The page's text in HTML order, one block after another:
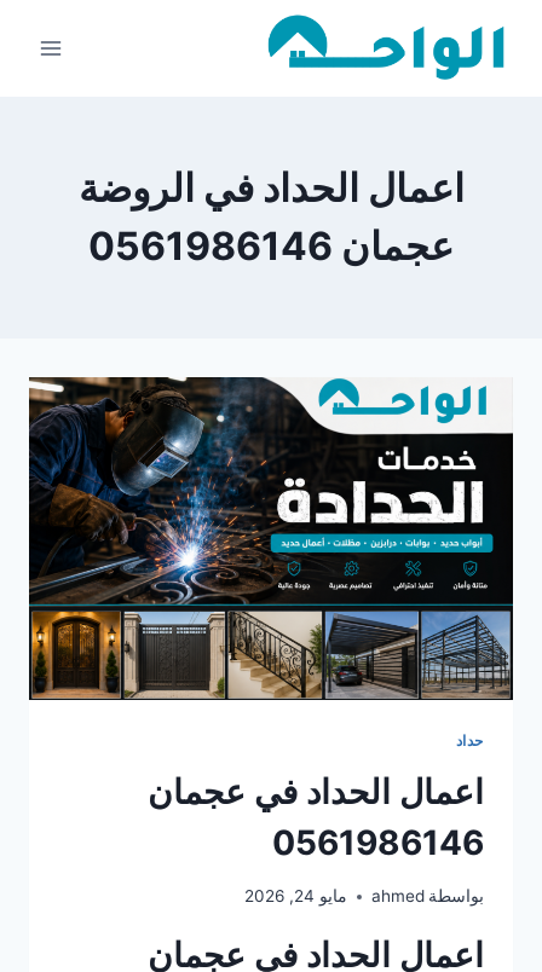
اعمال الحداد في الروضة
عجمان 0561986146
حداد
اعمال الحداد في عجمان
0561986146
بواسطة ahmed مايو 24, 2026
اعمال الحداد في عجمان